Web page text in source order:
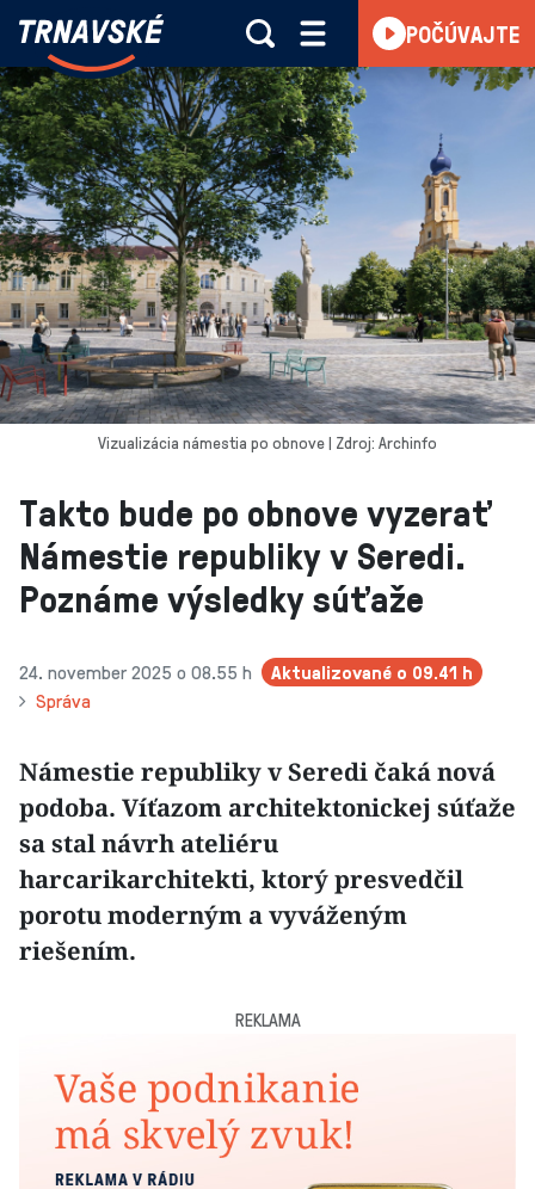
Skočiť na obsah
Trnavské
-
Vieme,
čo
sa
deje
v
kraji
POČÚVAJTE
Takto bude po obnove vyzerať
Námestie republiky v Seredi.
Poznáme výsledky súťaže
24. november 2025 o 08.55 h Aktualizované o 09.41 h
Správa
Námestie republiky v Seredi čaká nová
podoba. Víťazom architektonickej súťaže
sa stal návrh ateliéru
harcarikarchitekti, ktorý presvedčil
porotu moderným a vyváženým
riešením.
Vizualizácia námestia po obnove | Zdroj: Archinfo
REKLAMA